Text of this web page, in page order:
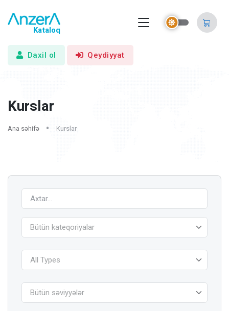
Kataloq
Daxil ol Qeydiyyat
Kurslar
Ana səhifə Kurslar
Bütün kateqoriyalar
All Types
Bütün səviyyələr